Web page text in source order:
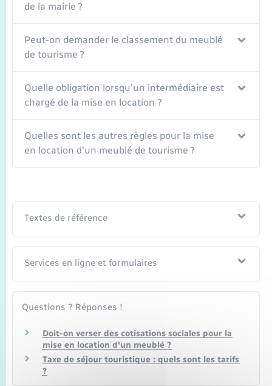
de la mairie ?
Peut-on demander le classement du meublé
de tourisme ?
Quelle obligation lorsqu'un intermédiaire est
chargé de la mise en location ?
Quelles sont les autres règles pour la mise
en location d'un meublé de tourisme ?
Textes de référence
Services en ligne et formulaires
Questions ? Réponses !
Doit-on verser des cotisations sociales pour la
mise en location d'un meublé ?
Taxe de séjour touristique : quels sont les tarifs
?